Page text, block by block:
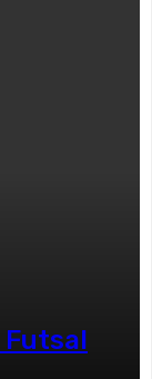
Futsal